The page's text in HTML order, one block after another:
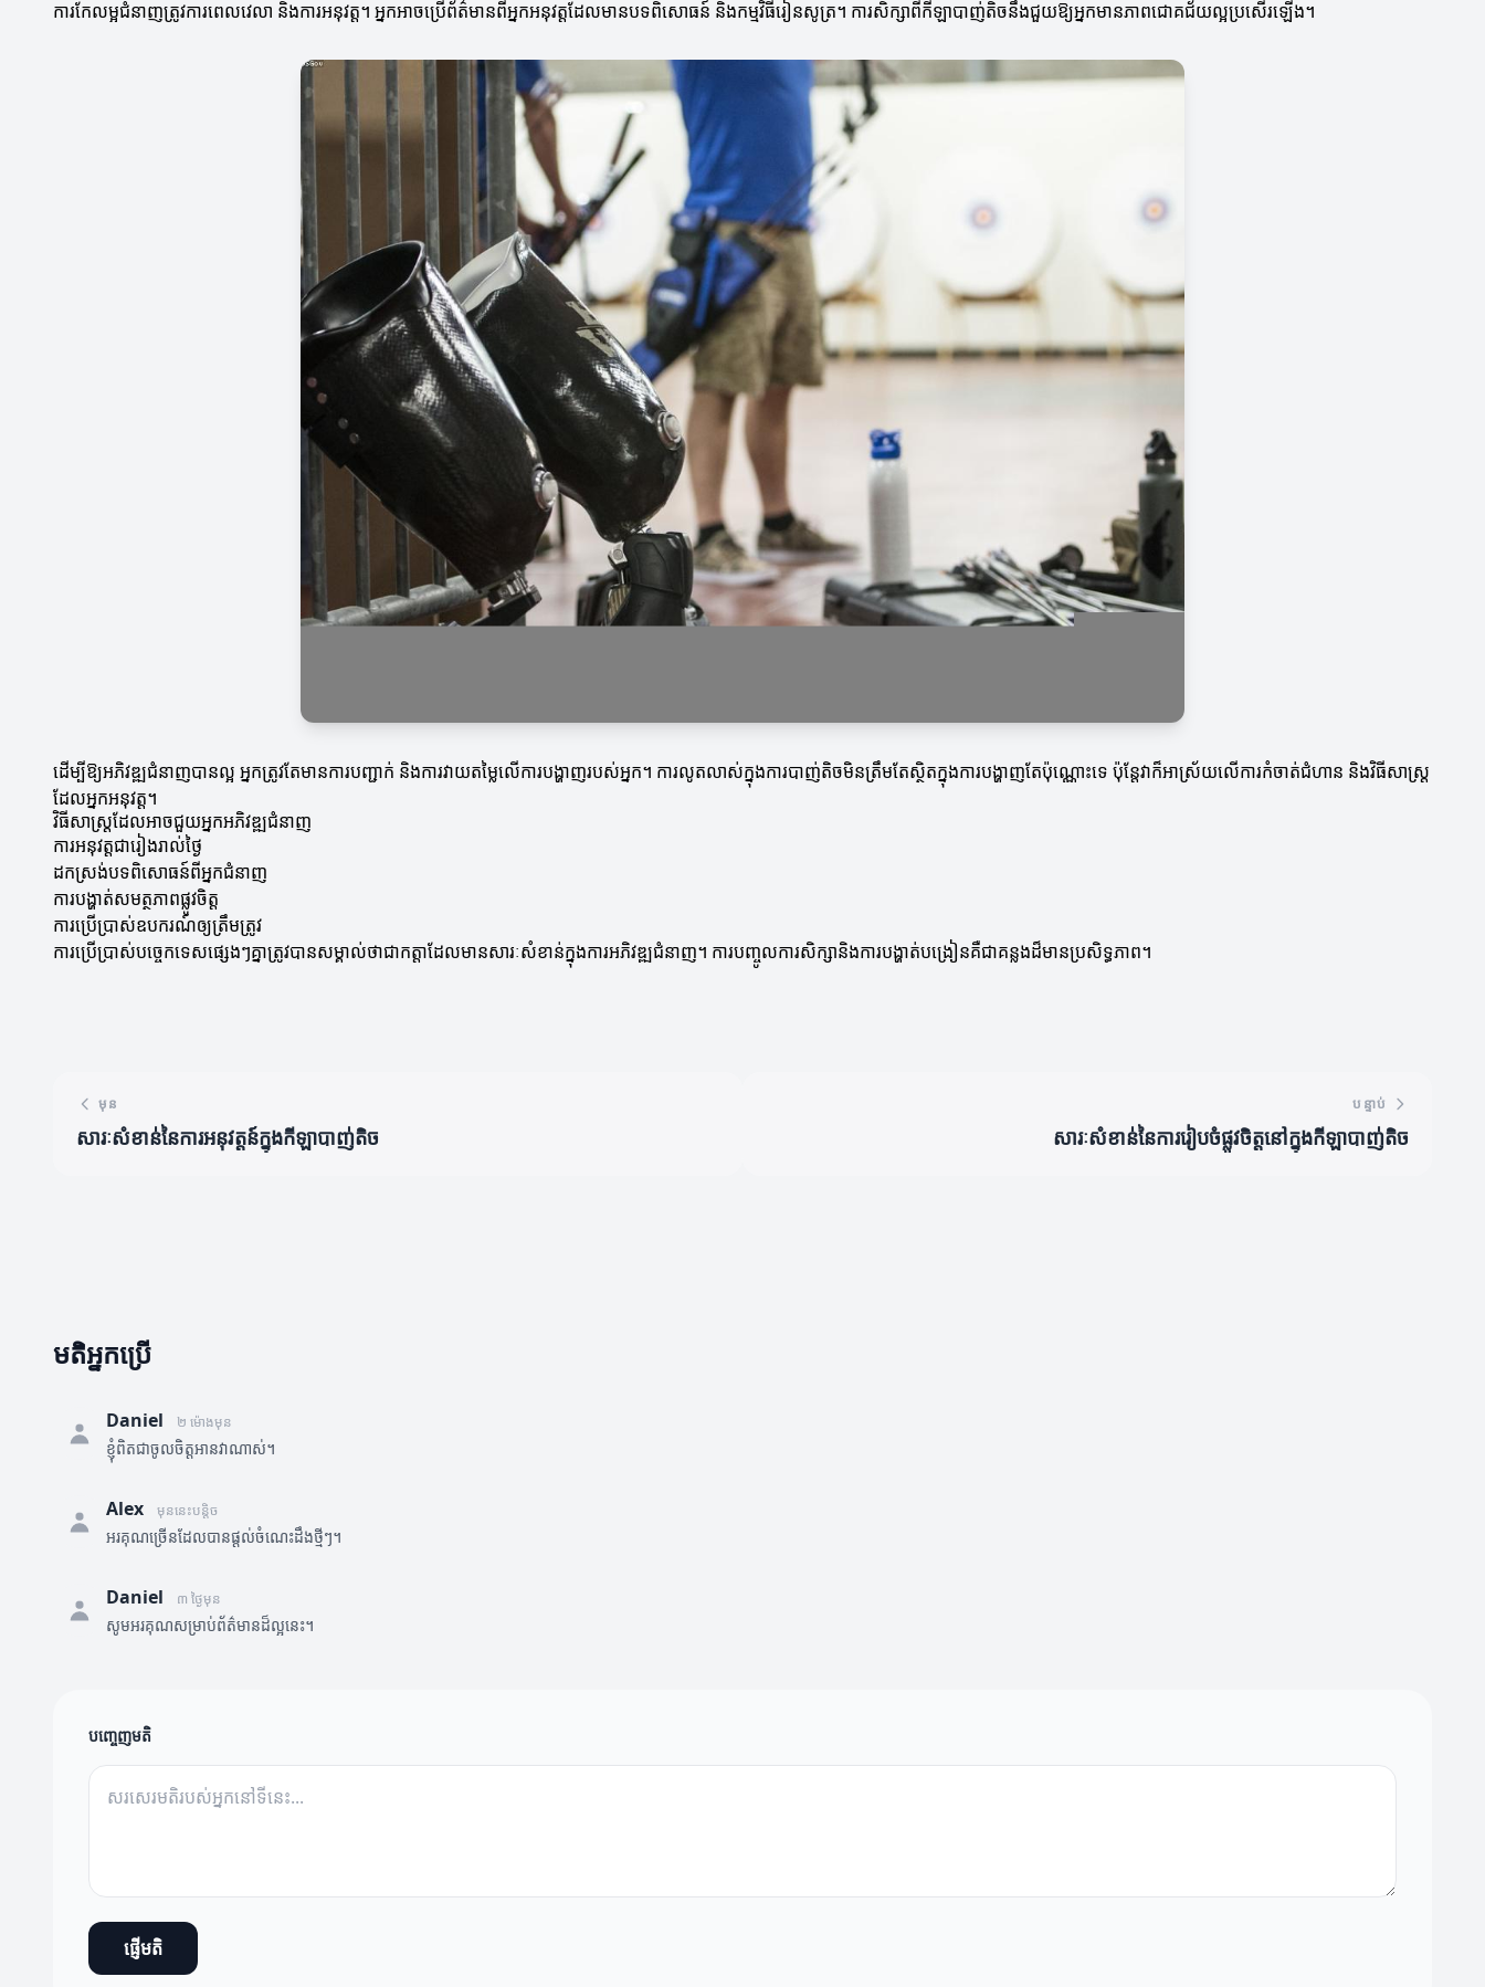
ការកែលម្អជំនាញត្រូវការពេលវេលា និងការអនុវត្ត។ អ្នកអាចប្រើព័ត៌មានពីអ្នកអនុវត្តដែលមានបទពិសោធន៍ និងកម្មវិធីរៀនសូត្រ។ ការសិក្សាពីកីឡាបាញ់តិចនឹងជួយឱ្យអ្នកមានភាពជោគជ័យល្អប្រសើរឡើង។
ដើម្បីឱ្យអភិវឌ្ឍជំនាញបានល្អ អ្នកត្រូវតែមានការបញ្ជាក់ និងការវាយតម្លៃលើការបង្ហាញរបស់អ្នក។ ការលូតលាស់ក្នុងការបាញ់តិចមិនត្រឹមតែស្ថិតក្នុងការបង្ហាញតែប៉ុណ្ណោះទេ ប៉ុន្តែវាក៏អាស្រ័យលើការកំចាត់ជំហាន និងវិធីសាស្ត្រ
ដែលអ្នកអនុវត្ត។
វិធីសាស្ត្រដែលអាចជួយអ្នកអភិវឌ្ឍជំនាញ
ការអនុវត្តជារៀងរាល់ថ្ងៃ
ដកស្រង់បទពិសោធន៍ពីអ្នកជំនាញ
ការបង្ហាត់សមត្ថភាពផ្លូវចិត្ត
ការប្រើប្រាស់ឧបករណ៍ឲ្យត្រឹមត្រូវ
ការប្រើប្រាស់បច្ចេកទេសផ្សេងៗគ្នាត្រូវបានសម្គាល់ថាជាកត្តាដែលមានសារៈសំខាន់ក្នុងការអភិវឌ្ឍជំនាញ។ ការបញ្ចូលការសិក្សានិងការបង្ហាត់បង្រៀនគឺជាគន្លងដ៏មានប្រសិទ្ធភាព។
មុន
សារៈសំខាន់នៃការអនុវត្តន៍ក្នុងកីឡាបាញ់តិច
បន្ទាប់
សារៈសំខាន់នៃការរៀបចំផ្លូវចិត្តនៅក្នុងកីឡាបាញ់តិច
មតិអ្នកប្រើ
Daniel ២ ម៉ោងមុន
ខ្ញុំពិតជាចូលចិត្តអានវាណាស់។
Alex មុននេះបន្តិច
អរគុណច្រើនដែលបានផ្តល់ចំណេះដឹងថ្មីៗ។
Daniel ៣ ថ្ងៃមុន
សូមអរគុណសម្រាប់ព័ត៌មានដ៏ល្អនេះ។
បញ្ចេញមតិ
ផ្ញើមតិ